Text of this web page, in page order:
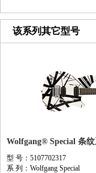
该系列其它型号
Wolfgang® Special 条
型 号：5107702317
系 列：Wolfgang Special